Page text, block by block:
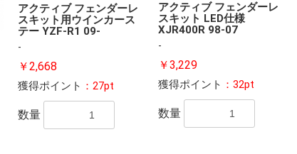
アクティブ フェンダーレ
スキット用ウインカース
テー YZF-R1 09-
-
￥2,668
獲得ポイント ：27pt
数量
アクティブ フェンダーレ
スキット LED仕様
XJR400R 98-07
-
￥3,229
獲得ポイント ：32pt
数量